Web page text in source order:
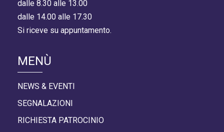
dalle 8.30 alle 13.00
dalle 14.00 alle 17.30
Si riceve su appuntamento.
MENÙ
NEWS & EVENTI
SEGNALAZIONI
RICHIESTA PATROCINIO